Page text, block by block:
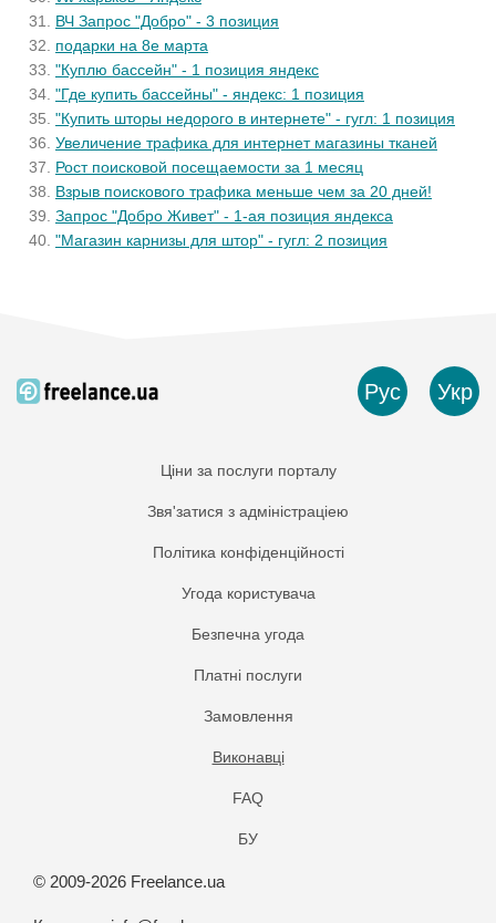
ВЧ Запрос "Добро" - 3 позиция
подарки на 8е марта
"Куплю бассейн" - 1 позиция яндекс
"Где купить бассейны" - яндекс: 1 позиция
"Купить шторы недорого в интернете" - гугл: 1 позиция
Увеличение трафика для интернет магазины тканей
Рост поисковой посещаемости за 1 месяц
Взрыв поискового трафика меньше чем за 20 дней!
Запрос "Добро Живет" - 1-ая позиция яндекса
"Магазин карнизы для штор" - гугл: 2 позиция
Рус Укр
Ціни за послуги порталу
Звя'затися з адміністраціею
Політика конфіденційності
Угода користувача
Безпечна угода
Платнi послуги
Замовлення
Виконавці
FAQ
БУ
© 2009-2026 Freelance.ua